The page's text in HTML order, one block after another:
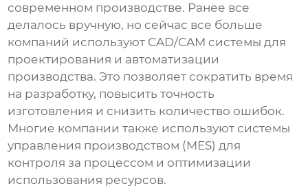
современном производстве. Ранее все
делалось вручную, но сейчас все больше
компаний используют CAD/CAM системы для
проектирования и автоматизации
производства. Это позволяет сократить время
на разработку, повысить точность
изготовления и снизить количество ошибок.
Многие компании также используют системы
управления производством (MES) для
контроля за процессом и оптимизации
использования ресурсов.